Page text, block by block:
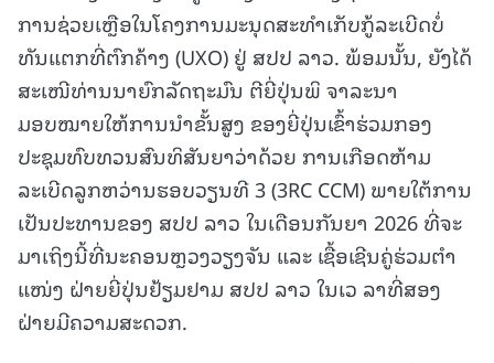
ການຊ່ວຍເຫຼືອໃນໂຄງການມະນຸດສະທໍາເກັບກູ້ລະເບີດບໍ່
ທັນແຕກທີ່ຕົກຄ້າງ (UXO) ຢູ່ ສປປ ລາວ. ພ້ອມນັ້ນ, ຍັງໄດ້
ສະເໜີທ່ານນາຍົກລັດຖະມົນ ຕີຍີ່ປຸ່ນພິ ຈາລະນາ
ມອບໝາຍໃຫ້ການນໍາຂັ້ນສູງ ຂອງຍີ່ປຸ່ນເຂົ້າຮ່ວມກອງ
ປະຊຸມທົບທວນສົນທິສັນຍາວ່າດ້ວຍ ການເກືອດຫ້າມ
ລະເບີດລູກຫວ່ານຮອບວຽນທີ 3 (3RC CCM) ພາຍໃຕ້ການ
ເປັນປະທານຂອງ ສປປ ລາວ ໃນເດືອນກັນຍາ 2026 ທີ່ຈະ
ມາເຖິງນີ້ທີ່ນະຄອນຫຼວງວຽງຈັນ ແລະ ເຊື້ອເຊີນຄູ່ຮ່ວມຕໍາ
ແໜ່ງ ຝ່າຍຍີ່ປຸ່ນຢ້ຽມຢາມ ສປປ ລາວ ໃນເວ ລາທີ່ສອງ
ຝ່າຍມີຄວາມສະດວກ.